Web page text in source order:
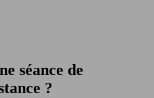
séance de
?